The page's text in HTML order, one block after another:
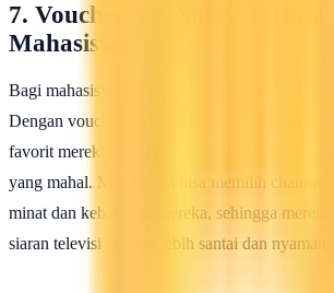
7. Voucher TV, Solusi
Mahasiswa
Bagi mahasiswa, voucher TV juga bisa
Dengan voucher TV, mahasiswa bisa
favorit mereka tanpa perlu membayar biaya
yang mahal. Mahasiswa bisa memilih channel
minat dan kebutuhan mereka, sehingga
siaran televisi dengan lebih santai dan nyaman.